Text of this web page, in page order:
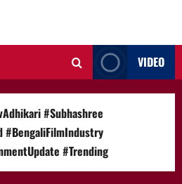
VIDEO
#Subhashree
#BengaliFilmIndustry
#Trending